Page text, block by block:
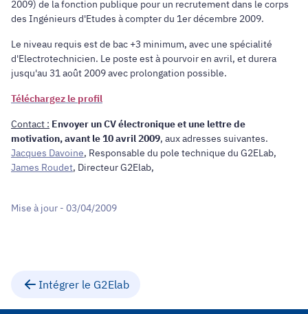
2009) de la fonction publique pour un recrutement dans le corps
des Ingénieurs d'Etudes à compter du 1er décembre 2009.
Le niveau requis est de bac +3 minimum, avec une spécialité
d'Electrotechnicien. Le poste est à pourvoir en avril, et durera
jusqu'au 31 août 2009 avec prolongation possible.
Téléchargez le profil
Contact : Envoyer un CV électronique et une lettre de
motivation, avant le 10 avril 2009, aux adresses suivantes.
Jacques Davoine, Responsable du pole technique du G2ELab,
James Roudet, Directeur G2Elab,
Mise à jour - 03/04/2009
Intégrer le G2Elab